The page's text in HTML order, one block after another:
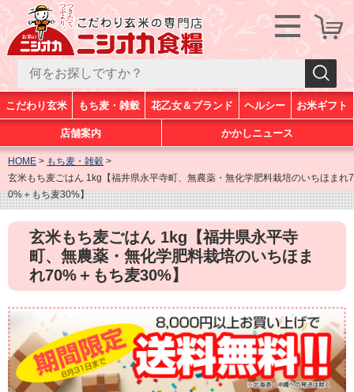
こだわり玄米 もち麦・雑穀 花乙女＆ブランド ヘルシー お米ギフト
店舗案内 かかしニュース
HOME
もち麦・雑穀
玄米もち麦ごはん 1kg【福井県永平寺町、無農薬・無化学肥料栽培のいちほまれ7
0%＋もち麦30%】
玄米もち麦ごはん 1kg【福井県永平寺
町、無農薬・無化学肥料栽培のいちほま
れ70%＋もち麦30%】